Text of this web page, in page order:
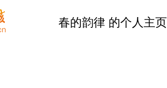
春的韵律 的个人主页